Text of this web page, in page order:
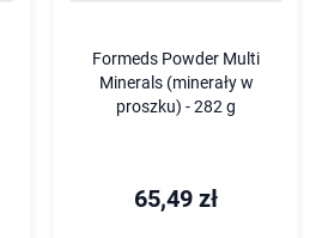
Formeds Powder Multi
Minerals (minerały w
proszku) - 282 g
65,49 zł